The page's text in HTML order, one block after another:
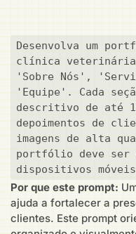
Desenvolva um
clínica
'Sobre Nós',
'Equipe'. Cada
descritivo de até
depoimentos de
imagens de alta
portfólio deve ser
dispositivos
Por que este prompt:
ajuda a fortalecer a
clientes. Este prompt